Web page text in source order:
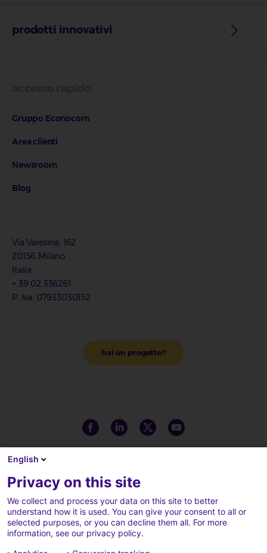
prodotti innovativi
Gruppo Econocom
Area clienti
Newsroom
Blog
Via Varesina, 162
20156 Milano
Italia
+ 39 02 336261
P. Iva: 07933030152
hai un progetto?
English
Privacy on this site
We collect and process your data on this site to better
understand how it is used. You can give your consent to all or
selected purposes, or you can decline them all. For more
information, see our privacy policy.